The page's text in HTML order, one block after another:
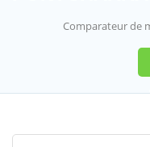
Comparateur de